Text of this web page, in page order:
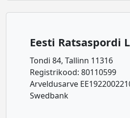
Eesti Ratsaspordi
Tondi 84, Tallinn 11316
Registrikood: 80110599
Arveldusarve
Swedbank